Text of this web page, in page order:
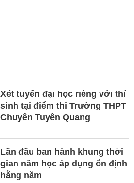
Xét tuyển đại học riêng với thí
sinh tại điểm thi Trường THPT
Chuyên Tuyên Quang
Lần đầu ban hành khung thời
gian năm học áp dụng ổn định
hằng năm